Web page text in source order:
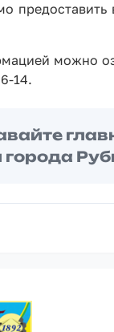
можно
14.